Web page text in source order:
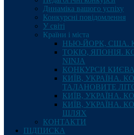
Динаміка вашого успіху
Конкурсні повідомлення
У світі
Країни і міста
НЬЮ-ЙОРК, США.
ТОКІО, ЯПОНІЯ.
NINJA
КОНКУРСИ КИЄВА
КИЇВ, УКРАЇНА.
ТАЛАНОВИТЕ
КИЇВ, УКРАЇНА.
КИЇВ, УКРАЇНА.
ШЛЯХ
КОНТАКТИ
ПІДПИСКА